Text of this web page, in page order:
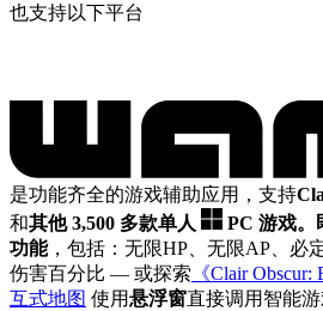
也支持以下平台
是功能齐全的游戏辅助应用，支持
和其他 3,500 多款单人 PC 游戏。
功能，包括：无限HP、无限AP、必
伤害百分比 — 或探索 《Clair
互式地图 使用悬浮窗直接调用智能